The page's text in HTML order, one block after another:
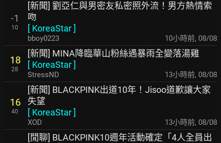
-1
10
[新聞] 劉亞仁與男密友私密照外流！男方熱情索
吻
[ KoreaStar]
bboy0223 10小時前, 08/08
18
28
[新聞] MINA降臨華山粉絲遇暴雨全變落湯雞
[ KoreaStar]
StressND 13小時前, 08/08
16
40
[新聞] BLACKPINK出道10年！Jisoo道歉讓大家
失望
[ KoreaStar]
XOD 13小時前, 08/08
[閒聊] BLACKPINK10週年活動確定「4人全員出